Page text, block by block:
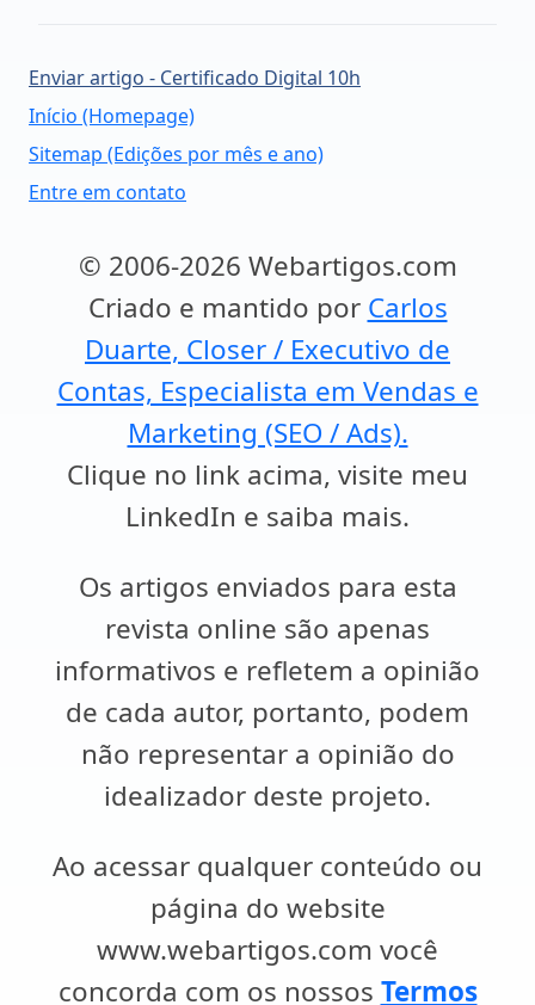
Enviar artigo - Certificado Digital 10h
Início (Homepage)
Sitemap (Edições por mês e ano)
Entre em contato
© 2006-2026 Webartigos.com
Criado e mantido por Carlos
Duarte, Closer / Executivo de
Contas, Especialista em Vendas e
Marketing (SEO / Ads).
Clique no link acima, visite meu
LinkedIn e saiba mais.
Os artigos enviados para esta
revista online são apenas
informativos e refletem a opinião
de cada autor, portanto, podem
não representar a opinião do
idealizador deste projeto.
Ao acessar qualquer conteúdo ou
página do website
www.webartigos.com você
concorda com os nossos Termos